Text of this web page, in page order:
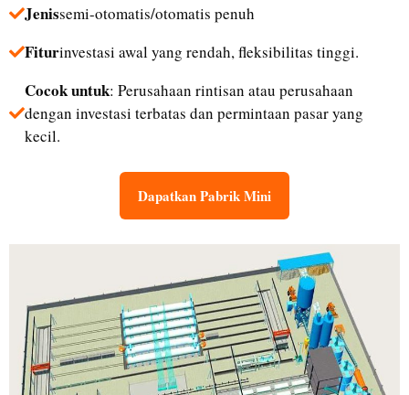
Jenissemi-otomatis/otomatis penuh
Fiturinvestasi awal yang rendah, fleksibilitas tinggi.
Cocok untuk: Perusahaan rintisan atau perusahaan
dengan investasi terbatas dan permintaan pasar yang
kecil.
Dapatkan Pabrik Mini